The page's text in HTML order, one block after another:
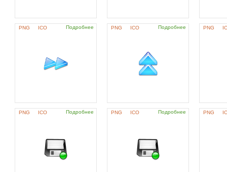
PNG ICO Подробнее PNG ICO Подробнее PNG
PNG ICO Подробнее PNG ICO Подробнее PNG